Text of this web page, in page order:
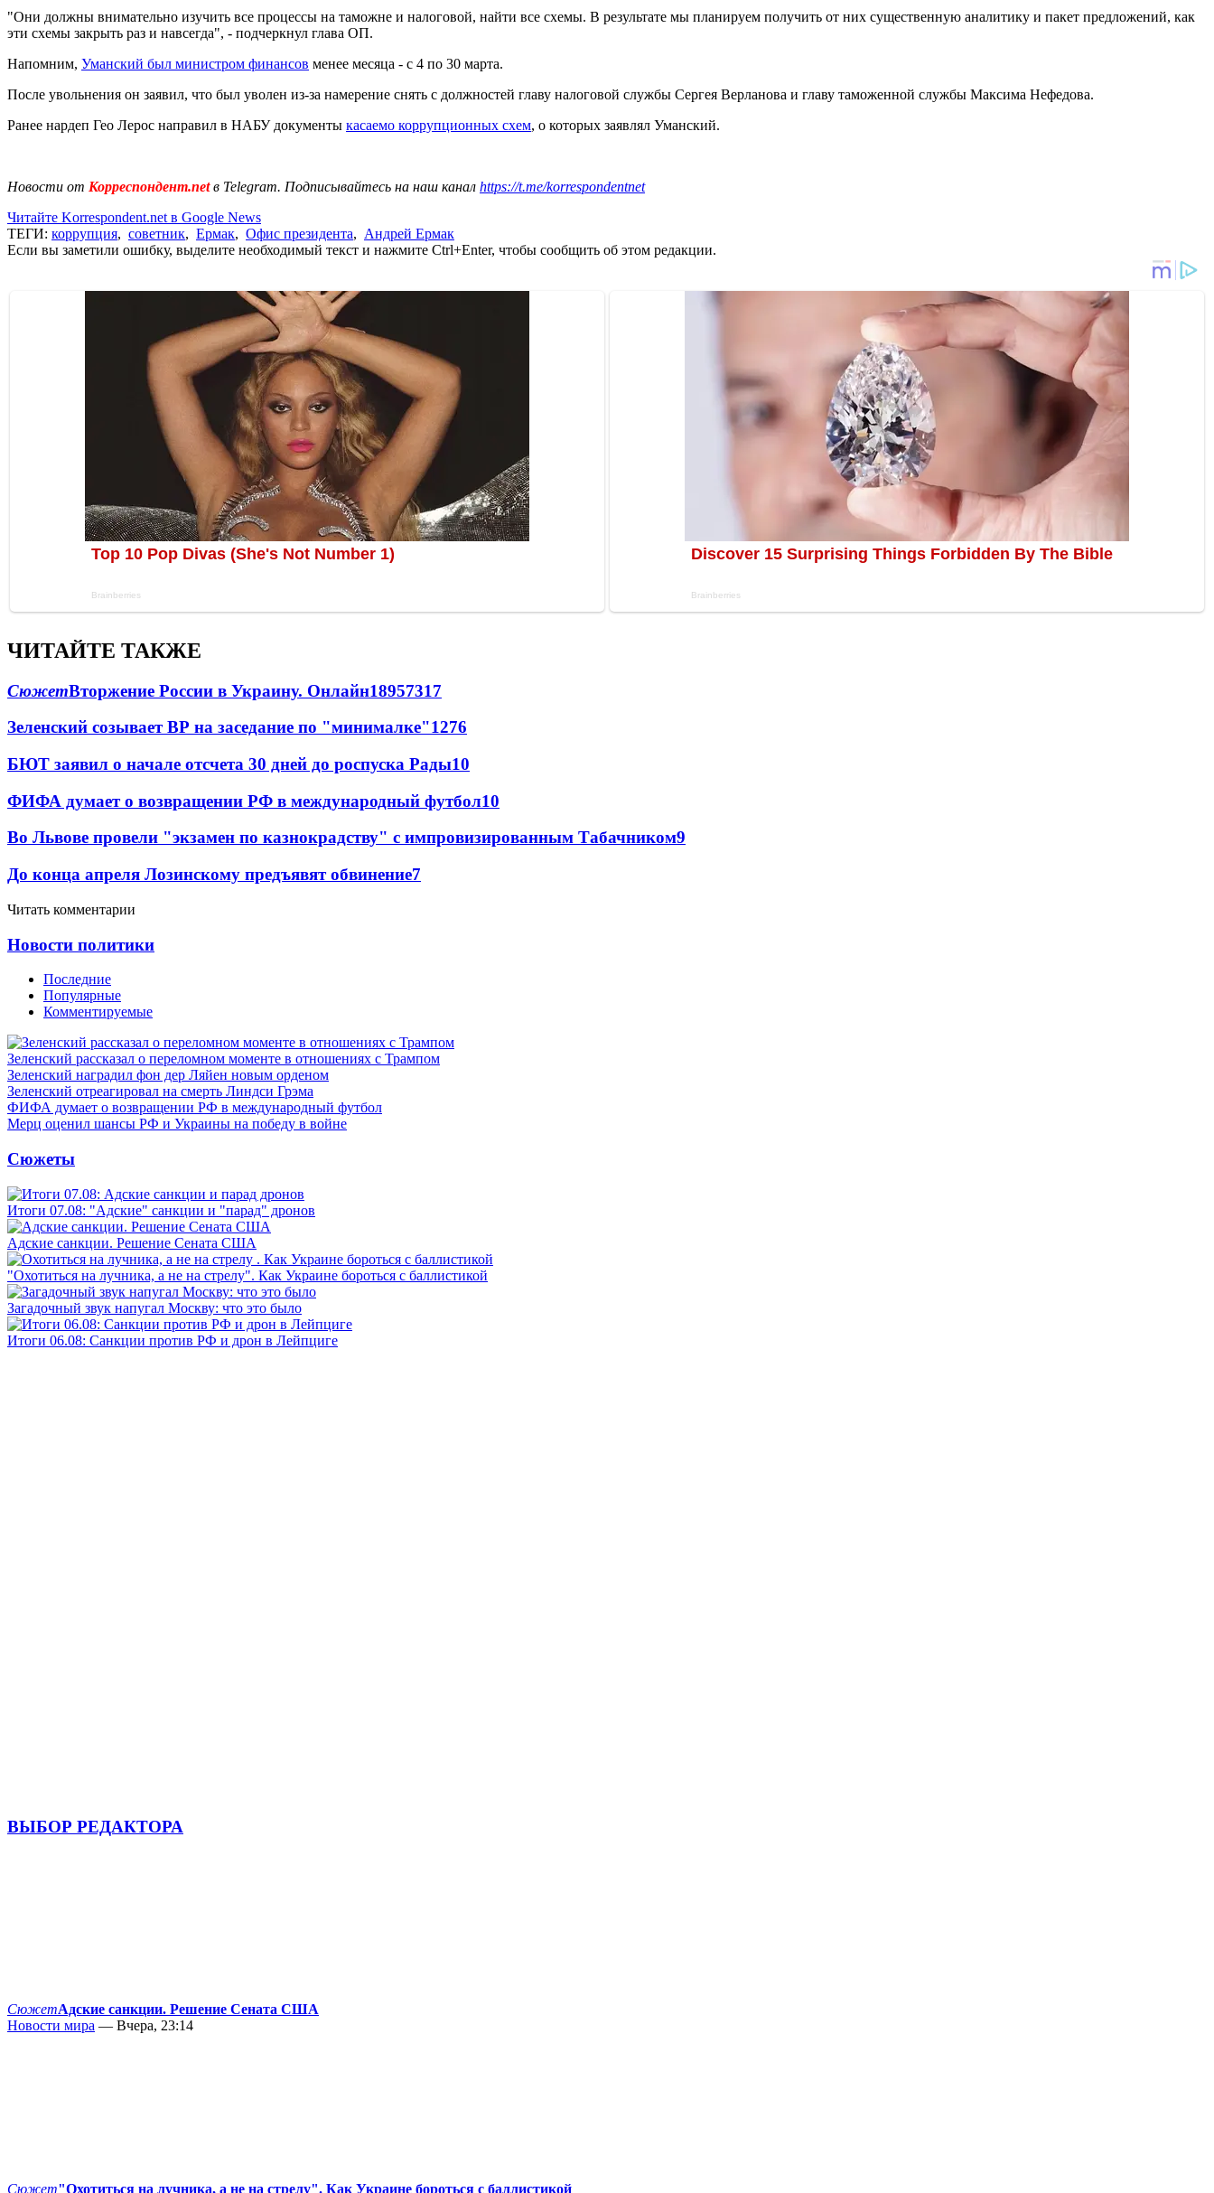
"Они должны внимательно изучить все процессы на таможне и налоговой, найти все схемы. В результате мы планируем получить от них существенную аналитику и пакет предложений, как
эти схемы закрыть раз и навсегда", - подчеркнул глава ОП.
Напомним, Уманский был министром финансов менее месяца - с 4 по 30 марта.
После увольнения он заявил, что был уволен из-за намерение снять с должностей главу налоговой службы Сергея Верланова и главу таможенной службы Максима Нефедова.
Ранее нардеп Гео Лерос направил в НАБУ документы касаемо коррупционных схем, о которых заявлял Уманский.
Новости от Корреспондент.netв Telegram. Подписывайтесь на наш канал https://t.me/korrespondentnet
Читайте Korrespondent.net в Google News
ТЕГИ: коррупция, советник, Ермак, Офис президента, Андрей Ермак
Если вы заметили ошибку, выделите необходимый текст и нажмите Ctrl+Enter, чтобы сообщить об этом редакции.
ЧИТАЙТЕ ТАКЖЕ
СюжетВторжение России в Украину. Онлайн18957317
Зеленский созывает ВР на заседание по "минималке"1276
БЮТ заявил о начале отсчета 30 дней до роспуска Рады10
ФИФА думает о возвращении РФ в международный футбол10
Во Львове провели "экзамен по казнокрадству" с импровизированным Табачником9
До конца апреля Лозинскому предъявят обвинение7
Читать комментарии
Новости политики
Последние
Популярные
Комментируемые
Зеленский рассказал о переломном моменте в отношениях с Трампом
Зеленский наградил фон дер Ляйен новым орденом
Зеленский отреагировал на смерть Линдси Грэма
ФИФА думает о возвращении РФ в международный футбол
Мерц оценил шансы РФ и Украины на победу в войне
Сюжеты
Итоги 07.08: "Адские" санкции и "парад" дронов
Адские санкции. Решение Сената США
"Охотиться на лучника, а не на стрелу". Как Украине бороться с баллистикой
Загадочный звук напугал Москву: что это было
Итоги 06.08: Санкции против РФ и дрон в Лейпциге
ВЫБОР РЕДАКТОРА
СюжетАдские санкции. Решение Сената США
Новости мира — Вчера, 23:14
Сюжет"Охотиться на лучника, а не на стрелу". Как Украине бороться с баллистикой